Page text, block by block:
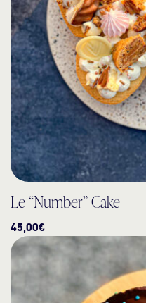
Le “Number” Cake
45,00€